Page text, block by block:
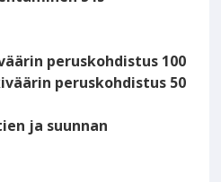
peruskohdistus 100
peruskohdistus 50
ja suunnan